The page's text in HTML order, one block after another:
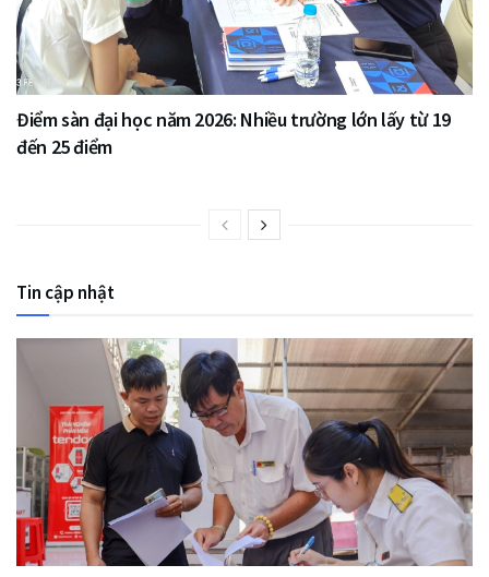
Điểm sàn đại học năm 2026: Nhiều trường lớn lấy từ 19
đến 25 điểm
Tin cập nhật